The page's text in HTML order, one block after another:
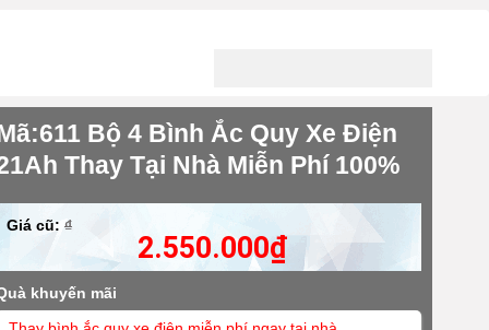
Bộ 4 Bình Ắc Quy Xe Điện
Thay Tại Nhà Miễn Phí 100%
Giá cũ: ₫
2.550.000₫
khuyến mãi